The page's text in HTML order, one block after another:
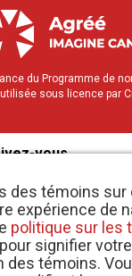
des témoins sur
expérience de
politique sur les
signifier
des témoins.
du Programme de
sous licence par
vous